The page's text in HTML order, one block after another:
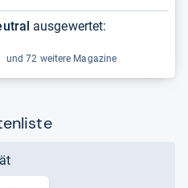
ausgewertet:
und 72 weitere Magazine